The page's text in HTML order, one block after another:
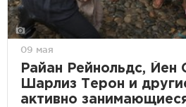
09 мая
Райан Рейнольдс, Йен
Шарлиз Терон и
активно занимающиеся